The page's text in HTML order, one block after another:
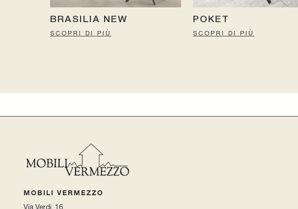
BRASILIA NEW
SCOPRI DI PIÙ
POKET
SCOPRI DI PIÙ
MOBILI VERMEZZO
Via Verdi, 16